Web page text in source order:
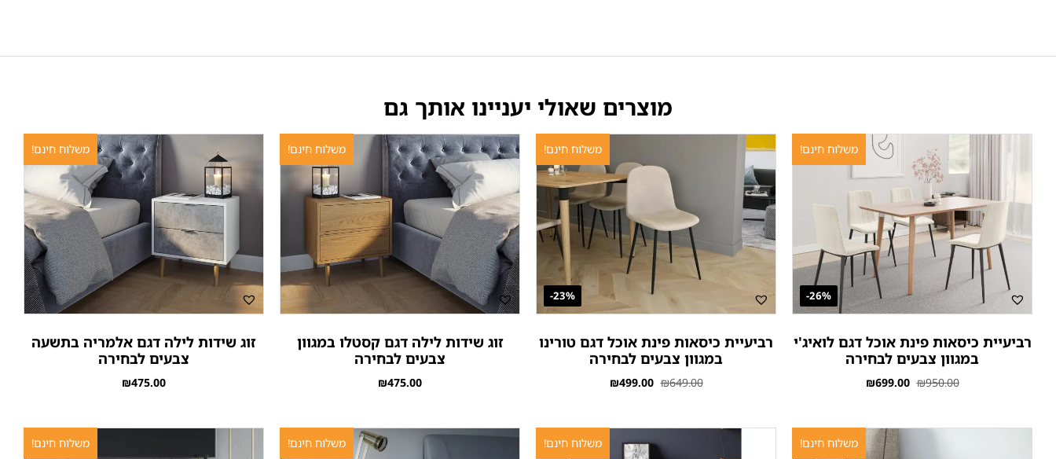
מוצרים שאולי יעניינו אותך גם
משלוח חינם!
26%-
רביעיית כיסאות פינת אוכל דגם לואיג'י
במגוון צבעים לבחירה
₪950.00
₪699.00
משלוח חינם!
23%-
רביעיית כיסאות פינת אוכל דגם טורינו
במגוון צבעים לבחירה
₪649.00
₪499.00
משלוח חינם!
זוג שידות לילה דגם קסטלו במגוון
צבעים לבחירה
₪475.00
משלוח חינם!
זוג שידות לילה דגם אלמריה בתשעה
צבעים לבחירה
₪475.00
משלוח חינם! משלוח חינם! משלוח חינם! משלוח חינם!